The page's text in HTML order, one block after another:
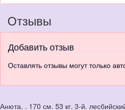
Отзывы
Добавить отзыв
Оставлять отзывы могут только
Анюта. . 170 см. 53 кг. 3-й.